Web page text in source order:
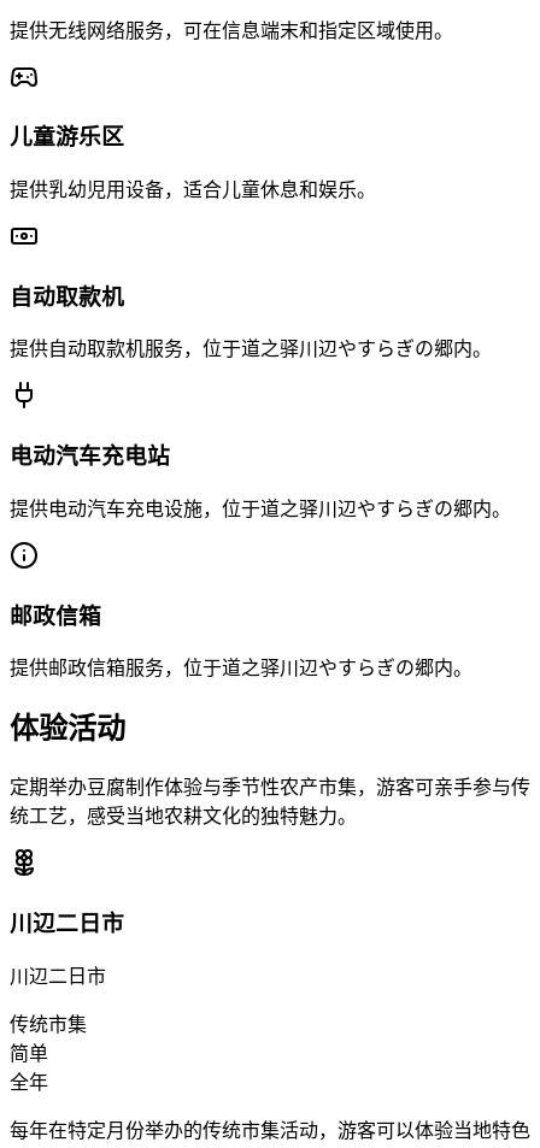
提供无线网络服务，可在信息端末和指定区域使用。
儿童游乐区
提供乳幼児用设备，适合儿童休息和娱乐。
自动取款机
提供自动取款机服务，位于道之驿川辺やすらぎの郷内。
电动汽车充电站
提供电动汽车充电设施，位于道之驿川辺やすらぎの郷内。
邮政信箱
提供邮政信箱服务，位于道之驿川辺やすらぎの郷内。
体验活动
定期举办豆腐制作体验与季节性农产市集，游客可亲手参与传
统工艺，感受当地农耕文化的独特魅力。
川辺二日市
川辺二日市
传统市集
简单
全年
每年在特定月份举办的传统市集活动，游客可以体验当地特色